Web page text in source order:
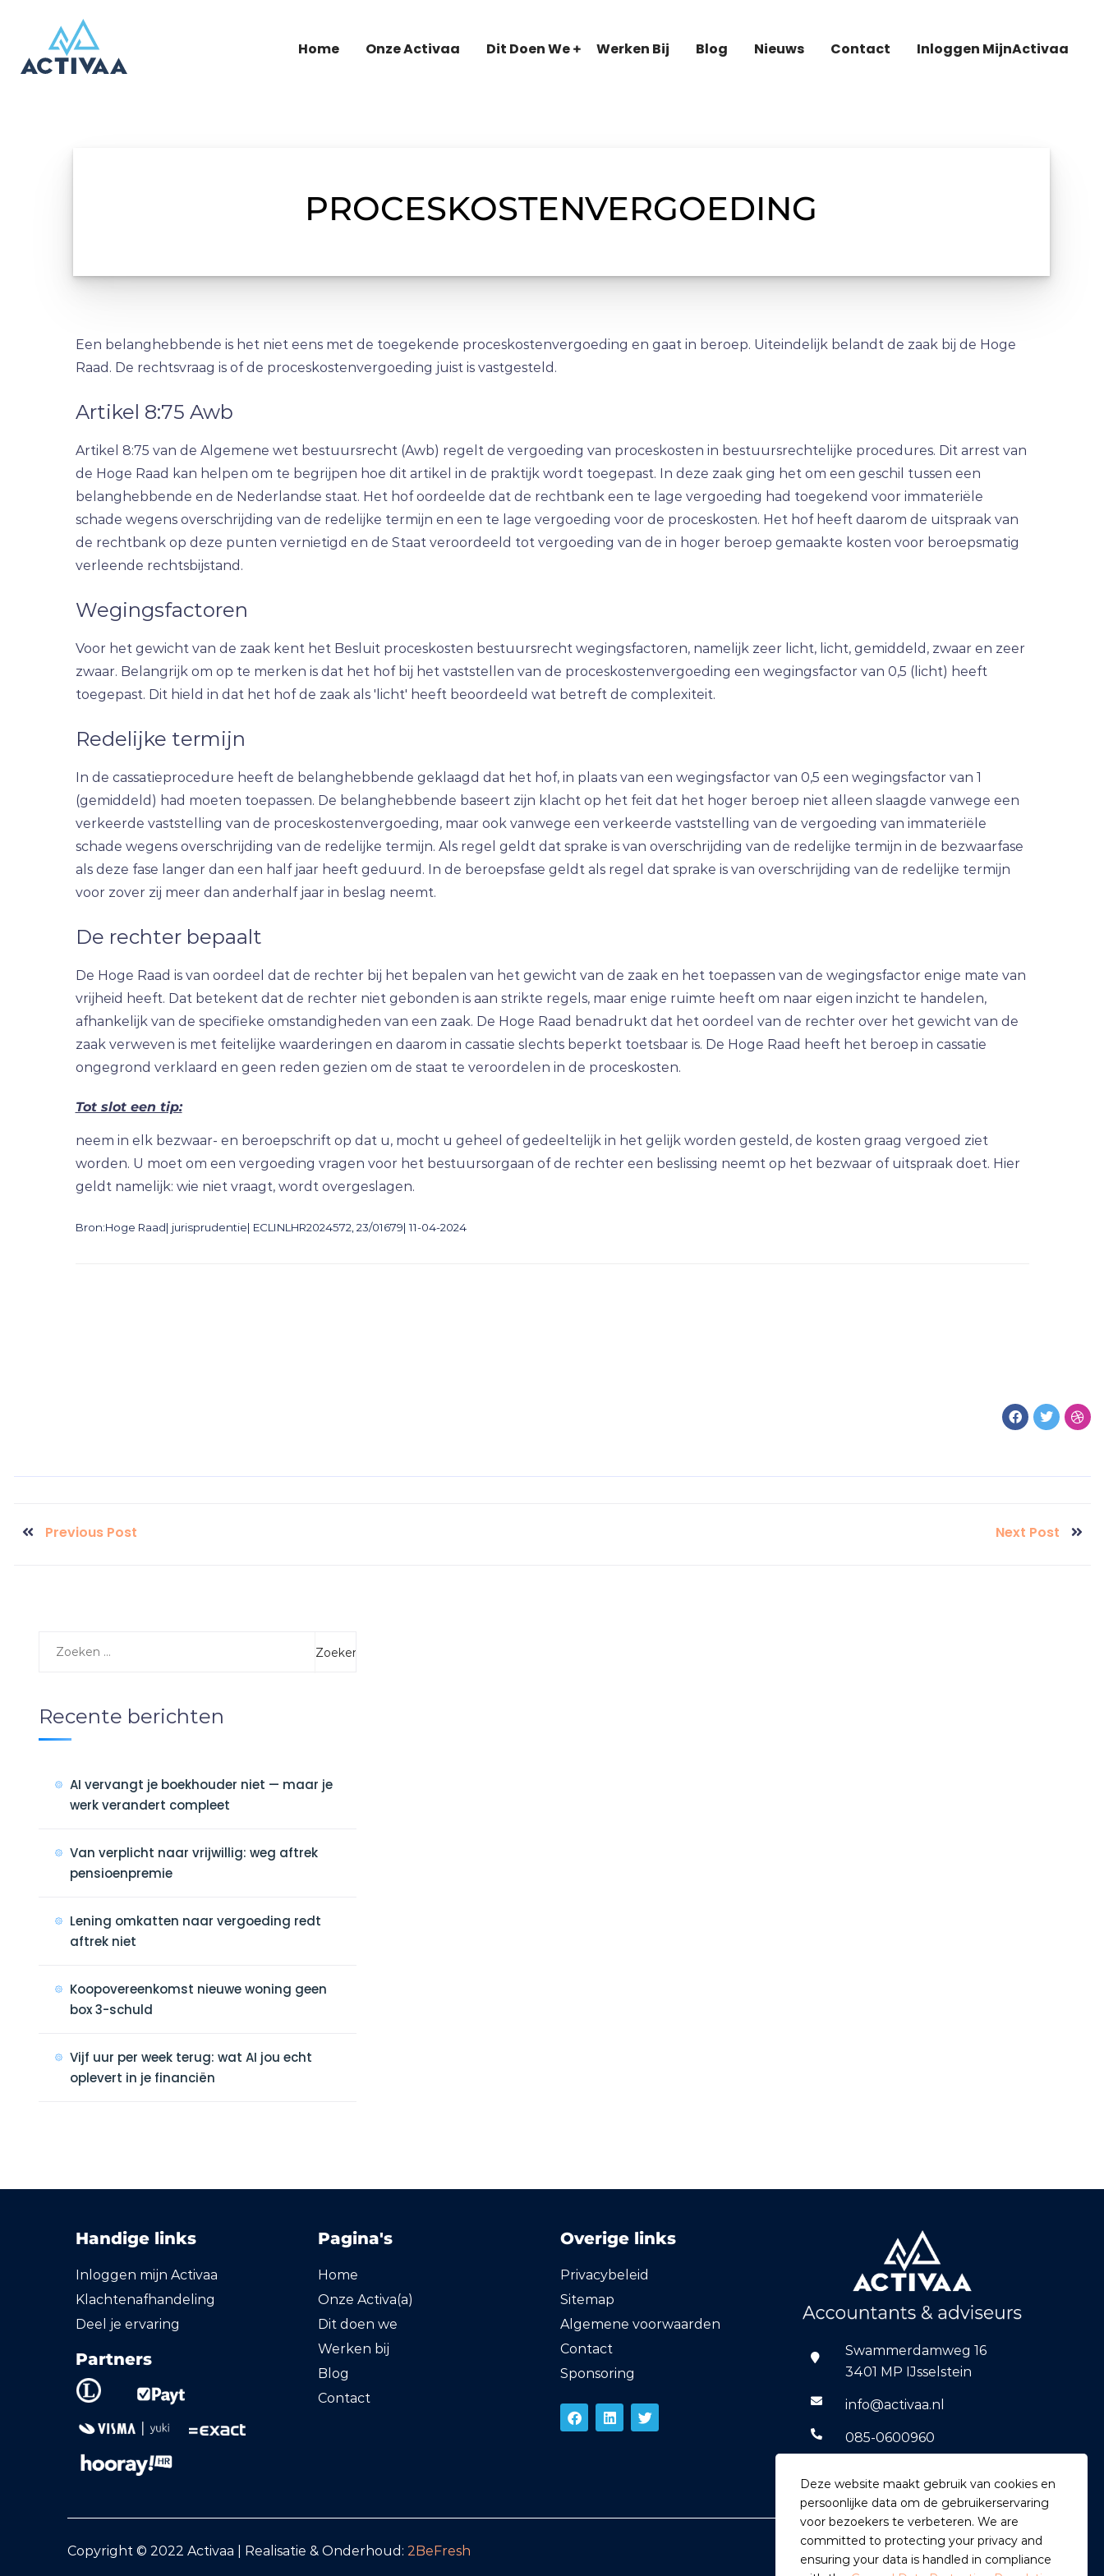
Home Onze Activaa Dit Doen We Werken Bij Blog Nieuws Contact Inloggen MijnActivaa
PROCESKOSTENVERGOEDING
Een belanghebbende is het niet eens met de toegekende proceskostenvergoeding en gaat in beroep. Uiteindelijk belandt de zaak bij de Hoge
Raad. De rechtsvraag is of de proceskostenvergoeding juist is vastgesteld.
Artikel 8:75 Awb
Artikel 8:75 van de Algemene wet bestuursrecht (Awb) regelt de vergoeding van proceskosten in bestuursrechtelijke procedures. Dit arrest van
de Hoge Raad kan helpen om te begrijpen hoe dit artikel in de praktijk wordt toegepast. In deze zaak ging het om een geschil tussen een
belanghebbende en de Nederlandse staat. Het hof oordeelde dat de rechtbank een te lage vergoeding had toegekend voor immateriële
schade wegens overschrijding van de redelijke termijn en een te lage vergoeding voor de proceskosten. Het hof heeft daarom de uitspraak van
de rechtbank op deze punten vernietigd en de Staat veroordeeld tot vergoeding van de in hoger beroep gemaakte kosten voor beroepsmatig
verleende rechtsbijstand.
Wegingsfactoren
Voor het gewicht van de zaak kent het Besluit proceskosten bestuursrecht wegingsfactoren, namelijk zeer licht, licht, gemiddeld, zwaar en zeer
zwaar. Belangrijk om op te merken is dat het hof bij het vaststellen van de proceskostenvergoeding een wegingsfactor van 0,5 (licht) heeft
toegepast. Dit hield in dat het hof de zaak als 'licht' heeft beoordeeld wat betreft de complexiteit.
Redelijke termijn
In de cassatieprocedure heeft de belanghebbende geklaagd dat het hof, in plaats van een wegingsfactor van 0,5 een wegingsfactor van 1
(gemiddeld) had moeten toepassen. De belanghebbende baseert zijn klacht op het feit dat het hoger beroep niet alleen slaagde vanwege een
verkeerde vaststelling van de proceskostenvergoeding, maar ook vanwege een verkeerde vaststelling van de vergoeding van immateriële
schade wegens overschrijding van de redelijke termijn. Als regel geldt dat sprake is van overschrijding van de redelijke termijn in de bezwaarfase
als deze fase langer dan een half jaar heeft geduurd. In de beroepsfase geldt als regel dat sprake is van overschrijding van de redelijke termijn
voor zover zij meer dan anderhalf jaar in beslag neemt.
De rechter bepaalt
De Hoge Raad is van oordeel dat de rechter bij het bepalen van het gewicht van de zaak en het toepassen van de wegingsfactor enige mate van
vrijheid heeft. Dat betekent dat de rechter niet gebonden is aan strikte regels, maar enige ruimte heeft om naar eigen inzicht te handelen,
afhankelijk van de specifieke omstandigheden van een zaak. De Hoge Raad benadrukt dat het oordeel van de rechter over het gewicht van de
zaak verweven is met feitelijke waarderingen en daarom in cassatie slechts beperkt toetsbaar is. De Hoge Raad heeft het beroep in cassatie
ongegrond verklaard en geen reden gezien om de staat te veroordelen in de proceskosten.
Tot slot een tip:
neem in elk bezwaar- en beroepschrift op dat u, mocht u geheel of gedeeltelijk in het gelijk worden gesteld, de kosten graag vergoed ziet
worden. U moet om een vergoeding vragen voor het bestuursorgaan of de rechter een beslissing neemt op het bezwaar of uitspraak doet. Hier
geldt namelijk: wie niet vraagt, wordt overgeslagen.
Bron:Hoge Raad| jurisprudentie| ECLINLHR2024572, 23/01679| 11-04-2024
Previous Post Next Post
Recente berichten
AI vervangt je boekhouder niet — maar je
werk verandert compleet
Van verplicht naar vrijwillig: weg aftrek
pensioenpremie
Lening omkatten naar vergoeding redt
aftrek niet
Koopovereenkomst nieuwe woning geen
box 3-schuld
Vijf uur per week terug: wat AI jou echt
oplevert in je financiën
Handige links
Inloggen mijn Activaa
Klachtenafhandeling
Deel je ervaring
Partners
Pagina's
Home
Onze Activa(a)
Dit doen we
Werken bij
Blog
Contact
Overige links
Privacybeleid
Sitemap
Algemene voorwaarden
Contact
Sponsoring
Swammerdamweg 16
3401 MP IJsselstein
info@activaa.nl
085-0600960
Copyright © 2022 Activaa | Realisatie & Onderhoud: 2BeFresh
Deze website maakt gebruik van cookies en
persoonlijke data om de gebruikerservaring
voor bezoekers te verbeteren. We are
committed to protecting your privacy and
ensuring your data is handled in compliance